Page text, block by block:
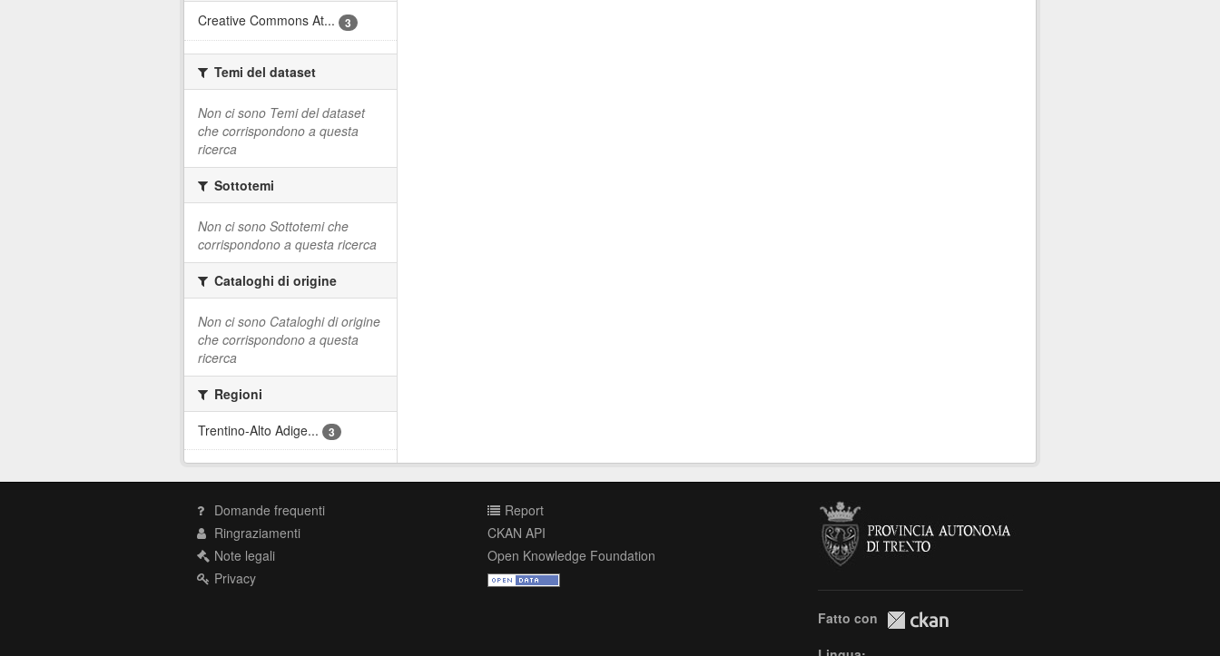
Creative Commons At...
3
Temi del dataset
Non ci sono Temi del dataset
che corrispondono a questa
ricerca
Sottotemi
Non ci sono Sottotemi che
corrispondono a questa ricerca
Cataloghi di origine
Non ci sono Cataloghi di origine
che corrispondono a questa
ricerca
Regioni
Trentino-Alto Adige...
3
Domande frequenti
Ringraziamenti
Note legali
Privacy
Report
CKAN API
Open Knowledge Foundation
Fatto con